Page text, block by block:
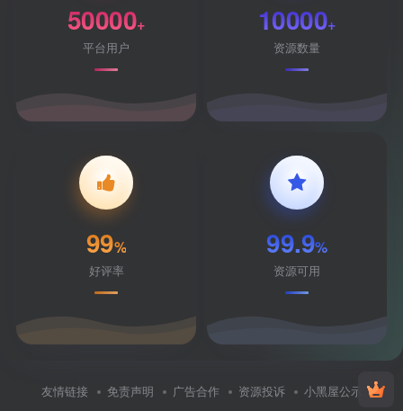
50000+
平台用户
10000+
资源数量
99%
好评率
99.9%
资源可用
友情链接 免责声明 广告合作 资源投诉 小黑屋公示